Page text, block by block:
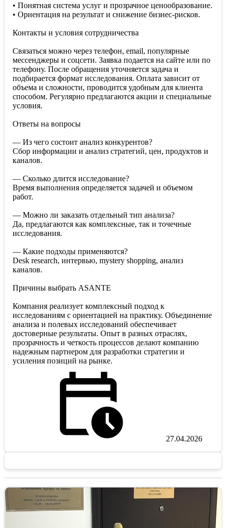
• Понятная система услуг и прозрачное ценообразование.
• Ориентация на результат и снижение бизнес-рисков.
Контакты и условия сотрудничества
Связаться можно через телефон, email, популярные
мессенджеры и соцсети. Заявка подается на сайте или по
телефону. После обращения уточняется задача и
подбирается формат исследования. Оплата зависит от
объема и сложности, проводится удобным для клиента
способом. Регулярно предлагаются акции и специальные
условия.
Ответы на вопросы
— Из чего состоит анализ конкурентов?
Сбор информации и анализ стратегий, цен, продуктов и
каналов.
— Сколько длится исследование?
Время выполнения определяется задачей и объемом
работ.
— Можно ли заказать отдельный тип анализа?
Да, предлагаются как комплексные, так и точечные
исследования.
— Какие подходы применяются?
Desk research, интервью, mystery shopping, анализ
каналов.
Причины выбрать ASANTE
Компания реализует комплексный подход к
исследованиям с ориентацией на практику. Объединение
анализа и полевых исследований обеспечивает
достоверные результаты. Опыт в разных отраслях,
прозрачность и четкость процессов делают компанию
надежным партнером для разработки стратегии и
усиления позиций на рынке.
27.04.2026